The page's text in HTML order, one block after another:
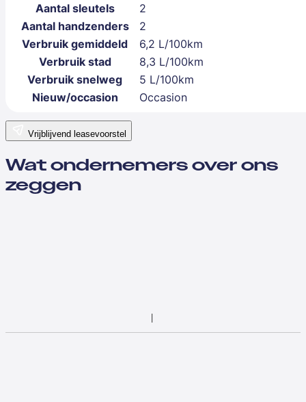
Aantal sleutels
2
Aantal handzenders
2
Verbruik gemiddeld
6,2 L/100km
Verbruik stad
8,3 L/100km
Verbruik snelweg
5 L/100km
Nieuw/occasion
Occasion
Vrijblijvend leasevoorstel
Wat ondernemers over ons
zeggen